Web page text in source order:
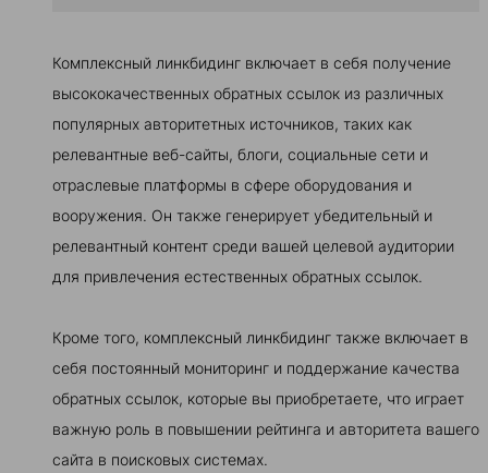
Комплексный линкбидинг включает в себя получение
высококачественных обратных ссылок из различных
популярных авторитетных источников, таких как
релевантные веб-сайты, блоги, социальные сети и
отраслевые платформы в сфере оборудования и
вооружения. Он также генерирует убедительный и
релевантный контент среди вашей целевой аудитории
для привлечения естественных обратных ссылок.
Кроме того, комплексный линкбидинг также включает в
себя постоянный мониторинг и поддержание качества
обратных ссылок, которые вы приобретаете, что играет
важную роль в повышении рейтинга и авторитета вашего
сайта в поисковых системах.